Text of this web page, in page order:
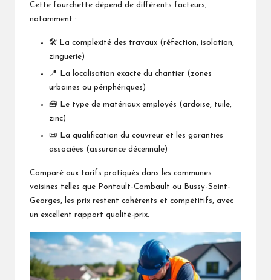
Cette fourchette dépend de différents facteurs,
notamment :
🛠️ La complexité des travaux (réfection, isolation,
zinguerie)
📍 La localisation exacte du chantier (zones
urbaines ou périphériques)
🧰 Le type de matériaux employés (ardoise, tuile,
zinc)
📜 La qualification du couvreur et les garanties
associées (assurance décennale)
Comparé aux tarifs pratiqués dans les communes
voisines telles que Pontault-Combault ou
Bussy-Saint-
Georges, les prix restent cohérents et compétitifs, avec
un excellent rapport qualité-prix.